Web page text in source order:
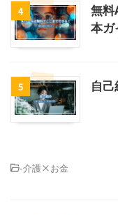
4
無料
本ガ
5 自
-介護×お金